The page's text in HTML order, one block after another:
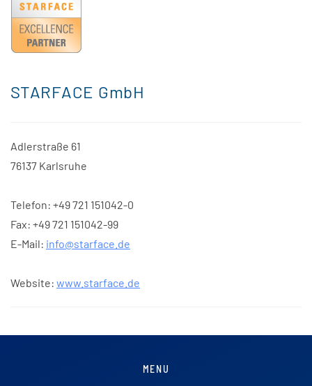
STARFACE GmbH
Adlerstraße 61
76137 Karlsruhe
Telefon: +49 721 151042-0
Fax: +49 721 151042-99
E-Mail: info@starface.de
Website: www.starface.de
MENU